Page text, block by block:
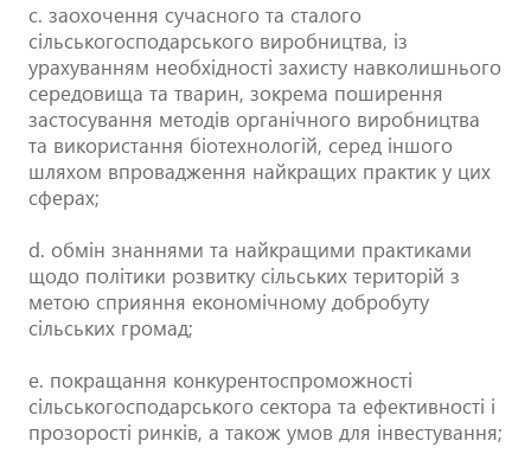
c. заохочення сучасного та сталого
сільськогосподарського виробництва, із
урахуванням необхідності захисту навколишнього
середовища та тварин, зокрема поширення
застосування методів органічного виробництва
та використання біотехнологій, серед іншого
шляхом впровадження найкращих практик у цих
сферах;
d. обмін знаннями та найкращими практиками
щодо політики розвитку сільських територій з
метою сприяння економічному добробуту
сільських громад;
e. покращання конкурентоспроможності
сільськогосподарського сектора та ефективності і
прозорості ринків, а також умов для інвестування;